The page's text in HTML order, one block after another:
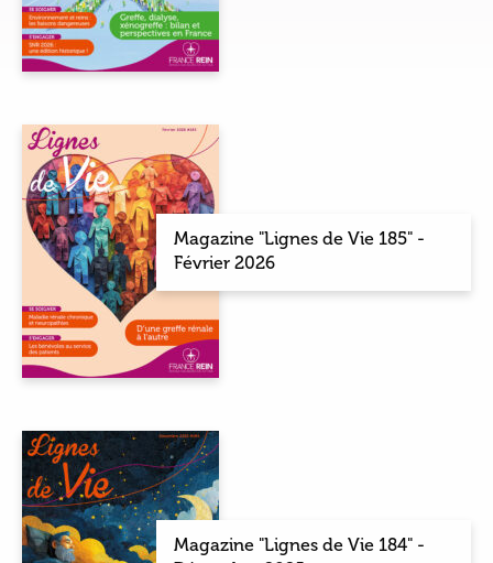
Magazine "Lignes de Vie 185" -
Février 2026
Magazine "Lignes de Vie 184" -